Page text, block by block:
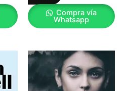
Compra vía
Whatsapp